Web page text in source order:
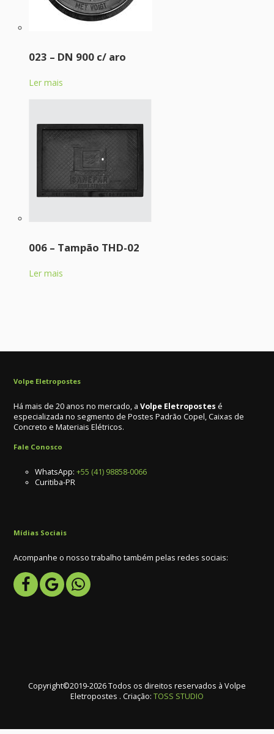
023 – DN 900 c/ aro
Ler mais
006 – Tampão THD-02
Ler mais
Volpe Eletropostes
Há mais de 20 anos no mercado, aVolpe Eletropostes é
especializada no segmento de Postes Padrão Copel, Caixas de
Concreto e Materiais Elétricos.
Fale Conosco
WhatsApp:+55 (41) 98858-0066
Curitiba-PR
Mídias Sociais
Acompanhe o nosso trabalho também pelas redes sociais:
Copyright©2019-2026 Todos os direitos reservados à Volpe
Eletropostes . Criação: TOSS STUDIO